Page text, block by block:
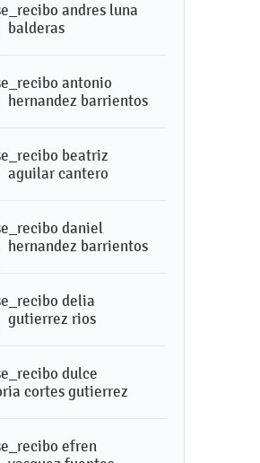
andres luna
balderas
antonio
hernandez barrientos
beatriz
aguilar cantero
daniel
hernandez barrientos
delia
gutierrez rios
dulce
cortes gutierrez
efren